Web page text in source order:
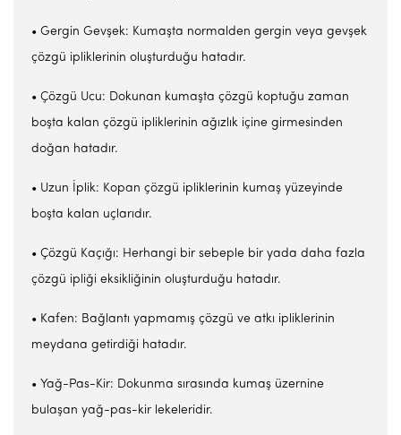
• Gergin Gevşek: Kumaşta normalden gergin veya gevşek
çözgü ipliklerinin oluşturduğu hatadır.
• Çözgü Ucu: Dokunan kumaşta çözgü koptuğu zaman
boşta kalan çözgü ipliklerinin ağızlık içine girmesinden
doğan hatadır.
• Uzun İplik: Kopan çözgü ipliklerinin kumaş yüzeyinde
boşta kalan uçlarıdır.
• Çözgü Kaçığı: Herhangi bir sebeple bir yada daha fazla
çözgü ipliği eksikliğinin oluşturduğu hatadır.
• Kafen: Bağlantı yapmamış çözgü ve atkı ipliklerinin
meydana getirdiği hatadır.
• Yağ-Pas-Kir: Dokunma sırasında kumaş üzernine
bulaşan yağ-pas-kir lekeleridir.